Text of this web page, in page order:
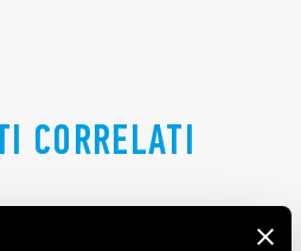
CORRELATI